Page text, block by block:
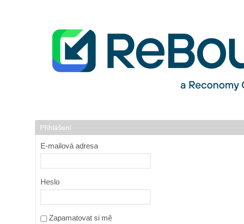
Login
Přihlášení
E-mailová adresa
Heslo
Zapamatovat si mě